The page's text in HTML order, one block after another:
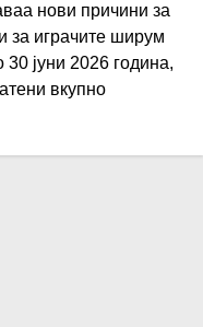
нови причини за
за играчите ширум
јуни 2026 година,
вкупно